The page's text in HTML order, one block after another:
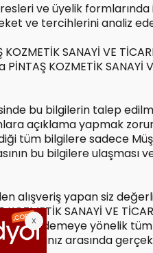
ve üyelik
ve tercihlerini analiz
SANAYİ VE
KOZMETİK SANAYİ
bu bilgilerin talep
açıklama yapmak
tüm bilgilere sadece
bu bilgilere ulaşması
alışveriş yapan siz
SANAYİ VE
ödemeye yönelik tüm
arasında